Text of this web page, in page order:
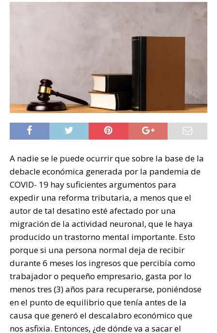
A nadie se le puede ocurrir que sobre la base de la
debacle económica generada por la pandemia de
COVID- 19 hay suficientes argumentos para
expedir una reforma tributaria, a menos que el
autor de tal desatino esté afectado por una
migración de la actividad neuronal, que le haya
producido un trastorno mental importante. Esto
porque si una persona normal deja de recibir
durante 6 meses los ingresos que percibía como
trabajador o pequeño empresario, gasta por lo
menos tres (3) años para recuperarse, poniéndose
en el punto de equilibrio que tenía antes de la
causa que generó el descalabro económico que
nos asfixia. Entonces, ¿de dónde va a sacar el